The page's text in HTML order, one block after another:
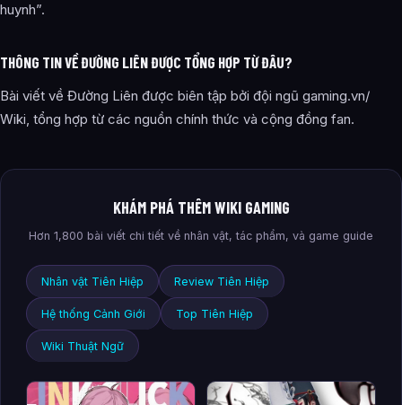
huynh”.
THÔNG TIN VỀ ĐƯỜNG LIÊN ĐƯỢC TỔNG HỢP TỪ ĐÂU?
Bài viết về Đường Liên được biên tập bởi đội ngũ gaming.vn/
Wiki, tổng hợp từ các nguồn chính thức và cộng đồng fan.
KHÁM PHÁ THÊM WIKI GAMING
Hơn 1,800 bài viết chi tiết về nhân vật, tác phẩm, và game guide
Nhân vật Tiên Hiệp Review Tiên Hiệp
Hệ thống Cảnh Giới Top Tiên Hiệp
Wiki Thuật Ngữ